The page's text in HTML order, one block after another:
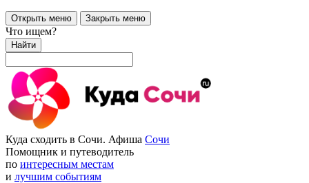
Открыть меню Закрыть меню
Что ищем?
Найти
Куда сходить в Сочи. Афиша Сочи
Помощник и путеводитель
по интересным местам
и лучшим событиям